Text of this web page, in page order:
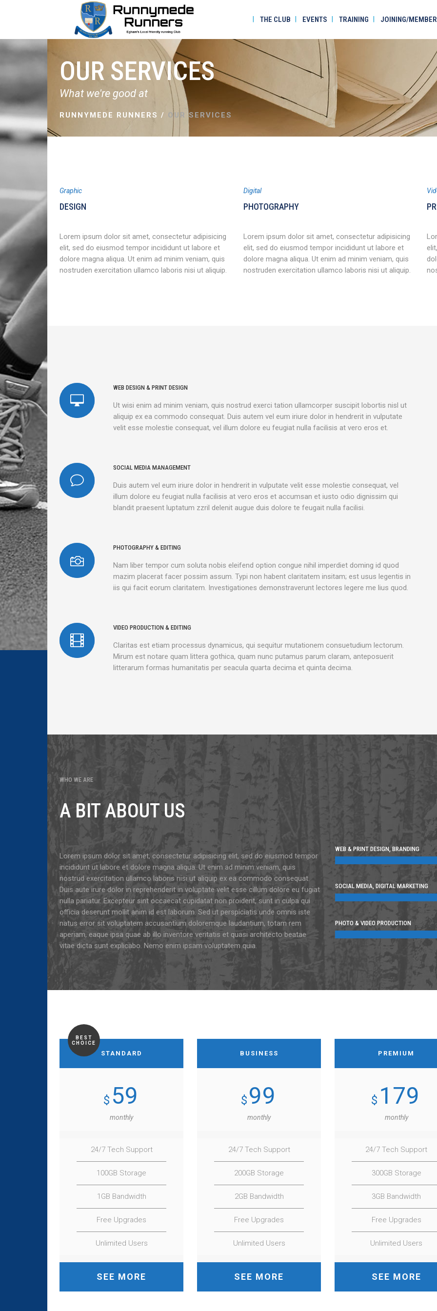
THE CLUB EVENTS TRAINING JOINING/
OUR SERVICES
What we're good at
RUNNYMEDE RUNNERS / OUR SERVICES
Graphic
DESIGN
Lorem ipsum dolor sit amet, consectetur adipisicing
elit, sed do eiusmod tempor incididunt ut labore et
dolore magna aliqua. Ut enim ad minim veniam, quis
nostruden exercitation ullamco laboris nisi ut aliquip.
Digital
PHOTOGRAPHY
Lorem ipsum dolor sit amet, consectetur adipisicing
elit, sed do eiusmod tempor incididunt ut labore et
dolore magna aliqua. Ut enim ad minim veniam, quis
nostruden exercitation ullamco laboris nisi ut aliquip.
WEB DESIGN & PRINT DESIGN
Ut wisi enim ad minim veniam, quis nostrud exerci tation ullamcorper suscipit lobortis nisl ut
aliquip ex ea commodo consequat. Duis autem vel eum iriure dolor in hendrerit in vulputate
velit esse molestie consequat, vel illum dolore eu feugiat nulla facilisis at vero eros et.
SOCIAL MEDIA MANAGEMENT
Duis autem vel eum iriure dolor in hendrerit in vulputate velit esse molestie consequat, vel
illum dolore eu feugiat nulla facilisis at vero eros et accumsan et iusto odio dignissim qui
blandit praesent luptatum zzril delenit augue duis dolore te feugait nulla facilisi.
PHOTOGRAPHY & EDITING
Nam liber tempor cum soluta nobis eleifend option congue nihil imperdiet doming id quod
mazim placerat facer possim assum. Typi non habent claritatem insitam; est usus legentis in
iis qui facit eorum claritatem. Investigationes demonstraverunt lectores legere me lius quod.
VIDEO PRODUCTION & EDITING
Claritas est etiam processus dynamicus, qui sequitur mutationem consuetudium lectorum.
Mirum est notare quam littera gothica, quam nunc putamus parum claram, anteposuerit
litterarum formas humanitatis per seacula quarta decima et quinta decima.
WHO WE ARE
A BIT ABOUT US
Lorem ipsum dolor sit amet, consectetur adipisicing elit, sed do eiusmod tempor
incididunt ut labore et dolore magna aliqua. Ut enim ad minim veniam, quis
nostrud exercitation ullamco laboris nisi ut aliquip ex ea commodo consequat.
Duis aute irure dolor in reprehenderit in voluptate velit esse cillum dolore eu fugiat
nulla pariatur. Excepteur sint occaecat cupidatat non proident, sunt in culpa qui
officia deserunt mollit anim id est laborum. Sed ut perspiciatis unde omnis iste
natus error sit voluptatem accusantium doloremque laudantium, totam rem
aperiam, eaque ipsa quae ab illo inventore veritatis et quasi architecto beatae
vitae dicta sunt explicabo. Nemo enim ipsam voluptatem quia.
WEB & PRINT DESIGN, BRANDING
SOCIAL MEDIA, DIGITAL MARKETING
PHOTO & VIDEO PRODUCTION
BEST
CHOICE
STANDARD
$ 59
monthly
24/7 Tech Support
100GB Storage
1GB Bandwidth
Free Upgrades
Unlimited Users
SEE MORE
BUSINESS
$ 99
monthly
24/7 Tech Support
200GB Storage
2GB Bandwidth
Free Upgrades
Unlimited Users
SEE MORE
PREMIUM
$ 179
monthly
24/7 Tech Support
300GB Storage
3GB Bandwidth
Free Upgrades
Unlimited Users
SEE MORE